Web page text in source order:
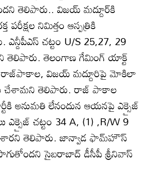
తెలిపారు.. విజయ్ మద్దూర్‌కి
నిమిత్తం ఆస్పత్రికి
ఎన్డీపీఎస్ చట్టం U/S 25,27, 29
తెలిపారు. తెలంగాణ గేమింగ్ యాక్ట్
రాజ్‌పాకాల, విజయ్ మద్దూరిపై మోకిలా
చేశామని తెలిపారు. రాజ్ పాకాల
అనుమతి లేనందున ఆయనపై ఎక్సైజ్
ఎక్సైజ్ చట్టం 34 A, (1) ,R/W 9
తెలిపారు. జాన్వాడ ఫామ్‌హౌస్
సైబరాబాద్ డీసీపీ శ్రీనివాస్